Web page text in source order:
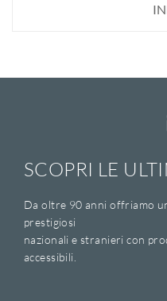
SCOPRI LE
Da oltre 90 anni offriamo
prestigiosi
nazionali e stranieri con
accessibili.